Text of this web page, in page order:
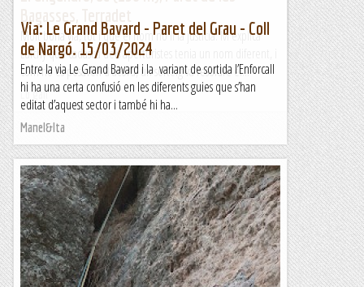
Molt bona via, tot i que el nom no li fa justícia. M'explica
Luichy que cadascú dels aperturistes tenia un nom diferent, i
com no es posaven d'acord, un sorteig va resoldre el...
Lo gall
Via: Le Grand Bavard - Paret del Grau - Coll
de Nargó. 15/03/2024
Entre la via Le Grand Bavard i la variant de sortida l’Enforcall
hi ha una certa confusió en les diferents guies que s’han
editat d’aquest sector i també hi ha...
Manel&Ita